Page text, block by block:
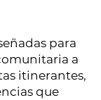
para
a
itinerantes,
que